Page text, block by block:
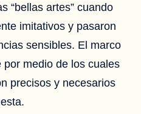
“bellas artes” cuando
imitativos y pasaron
sensibles. El marco
medio de los cuales
precisos y necesarios